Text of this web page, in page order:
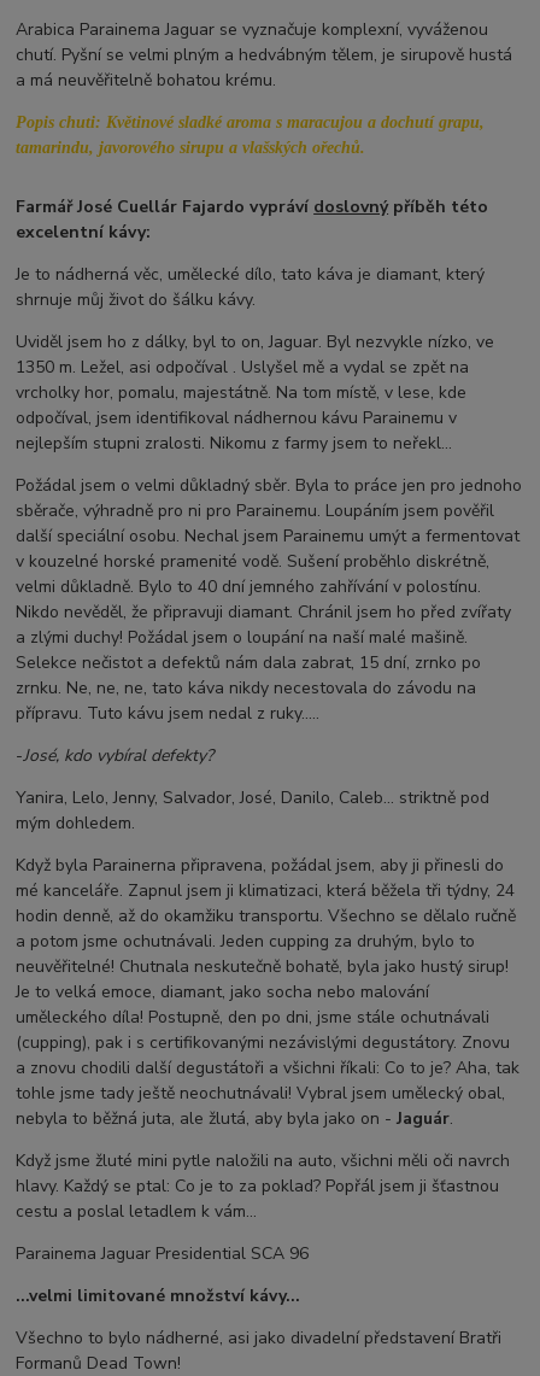
Arabica Parainema Jaguar se vyznačuje komplexní, vyváženou
chutí. Pyšní se velmi plným a hedvábným tělem, je sirupově hustá
a má neuvěřitelně bohatou krému.
Popis chuti: Květinové sladké aroma s maracujou a dochutí grapu,
tamarindu, javorového sirupu a vlašských ořechů.
Farmář José Cuellár Fajardo vypráví doslovnýpříběh této
excelentní kávy:
Je to nádherná věc, umělecké dílo, tato káva je diamant, který
shrnuje můj život do šálku kávy.
Uviděl jsem ho z dálky, byl to on, Jaguar. Byl nezvykle nízko, ve
1350 m. Ležel, asi odpočíval . Uslyšel mě a vydal se zpět na
vrcholky hor, pomalu, majestátně. Na tom místě, v lese, kde
odpočíval, jsem identifikoval nádhernou kávu Parainemu v
nejlepším stupni zralosti. Nikomu z farmy jsem to neřekl...
Požádal jsem o velmi důkladný sběr. Byla to práce jen pro jednoho
sběrače, výhradně pro ni pro Parainemu. Loupáním jsem pověřil
další speciální osobu. Nechal jsem Parainemu umýt a fermentovat
v kouzelné horské pramenité vodě. Sušení proběhlo diskrétně,
velmi důkladně. Bylo to 40 dní jemného zahřívání v polostínu.
Nikdo nevěděl, že připravuji diamant. Chránil jsem ho před zvířaty
a zlými duchy! Požádal jsem o loupání na naší malé mašině.
Selekce nečistot a defektů nám dala zabrat, 15 dní, zrnko po
zrnku. Ne, ne, ne, tato káva nikdy necestovala do závodu na
přípravu. Tuto kávu jsem nedal z ruky.....
-José, kdo vybíral defekty?
Yanira, Lelo, Jenny, Salvador, José, Danilo, Caleb... striktně pod
mým dohledem.
Když byla Parainerna připravena, požádal jsem, aby ji přinesli do
mé kanceláře. Zapnul jsem ji klimatizaci, která běžela tři týdny, 24
hodin denně, až do okamžiku transportu. Všechno se dělalo ručně
a potom jsme ochutnávali. Jeden cupping za druhým, bylo to
neuvěřitelné! Chutnala neskutečně bohatě, byla jako hustý sirup!
Je to velká emoce, diamant, jako socha nebo malování
uměleckého díla! Postupně, den po dni, jsme stále ochutnávali
(cupping), pak i s certifikovanými nezávislými degustátory. Znovu
a znovu chodili další degustátoři a všichni říkali: Co to je? Aha, tak
tohle jsme tady ještě neochutnávali! Vybral jsem umělecký obal,
nebyla to běžná juta, ale žlutá, aby byla jako on -Jaguár.
Když jsme žluté mini pytle naložili na auto, všichni měli oči navrch
hlavy. Každý se ptal: Co je to za poklad? Popřál jsem ji šťastnou
cestu a poslal letadlem k vám...
Parainema Jaguar Presidential SCA 96
...velmi limitované množství kávy...
Všechno to bylo nádherné, asi jako divadelní představení Bratři
Formanů Dead Town!